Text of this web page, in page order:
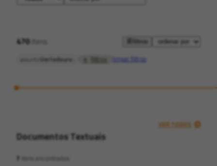
470itens filtros
Vertedouro filtros limpar filtros
Documentos Textuais
7
VER TODOS